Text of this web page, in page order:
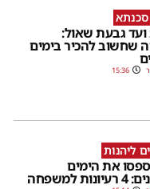
גבעת שאול:
שחשוב להכיר בימים
15:36
ליהנות
את הימים
למשפחה